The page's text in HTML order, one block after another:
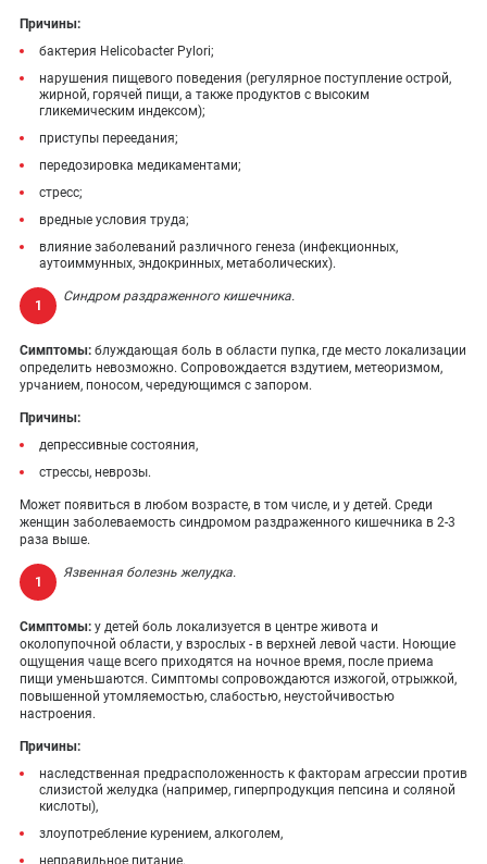
Причины:
бактерия Helicobacter Pylori;
нарушения пищевого поведения (регулярное поступление острой,
жирной, горячей пищи, а также продуктов с высоким
гликемическим индексом);
приступы переедания;
передозировка медикаментами;
стресс;
вредные условия труда;
влияние заболеваний различного генеза (инфекционных,
аутоиммунных, эндокринных, метаболических).
Синдром раздраженного кишечника.
Симптомы: блуждающая боль в области пупка, где место локализации
определить невозможно. Сопровождается вздутием, метеоризмом,
урчанием, поносом, чередующимся с запором.
Причины:
депрессивные состояния,
стрессы, неврозы.
Может появиться в любом возрасте, в том числе, и у детей. Среди
женщин заболеваемость синдромом раздраженного кишечника в 2-3
раза выше.
Язвенная болезнь желудка.
Симптомы: у детей боль локализуется в центре живота и
околопупочной области, у взрослых - в верхней левой части. Ноющие
ощущения чаще всего приходятся на ночное время, после приема
пищи уменьшаются. Симптомы сопровождаются изжогой, отрыжкой,
повышенной утомляемостью, слабостью, неустойчивостью
настроения.
Причины:
наследственная предрасположенность к факторам агрессии против
слизистой желудка (например, гиперпродукция пепсина и соляной
кислоты),
злоупотребление курением, алкоголем,
неправильное питание.